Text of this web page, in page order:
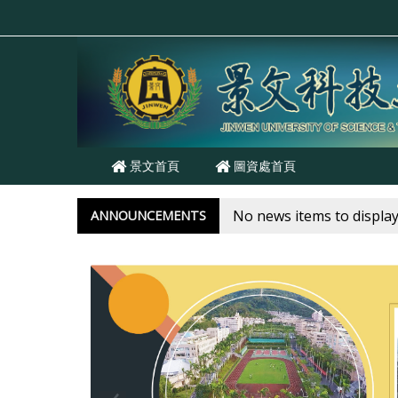
景文首頁 圖資處首頁
ANNOUNCEMENTS No news items to display